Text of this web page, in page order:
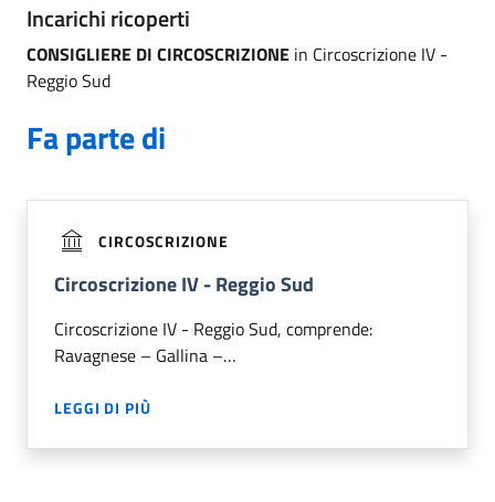
Incarichi ricoperti
CONSIGLIERE DI CIRCOSCRIZIONE in Circoscrizione IV -
Reggio Sud
Fa parte di
CIRCOSCRIZIONE
Circoscrizione IV - Reggio Sud
Circoscrizione IV - Reggio Sud, comprende:
Ravagnese – Gallina –…
LEGGI DI PIÙ